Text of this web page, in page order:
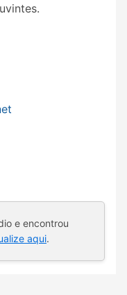
e encontrou
aqui.